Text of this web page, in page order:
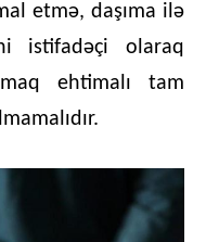
etmə, daşıma ilə
istifadəçi olaraq
ehtimalı tam